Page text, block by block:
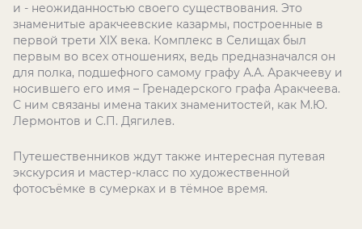
и - неожиданностью своего существования. Это
знаменитые аракчеевские казармы, построенные в
первой трети XIX века. Комплекс в Селищах был
первым во всех отношениях, ведь предназначался он
для полка, подшефного самому графу А.А. Аракчееву и
носившего его имя – Гренадерского графа Аракчеева.
С ним связаны имена таких знаменитостей, как М.Ю.
Лермонтов и С.П. Дягилев.
Путешественников ждут также интересная путевая
экскурсия и мастер-класс по художественной
фотосъёмке в сумерках и в тёмное время.